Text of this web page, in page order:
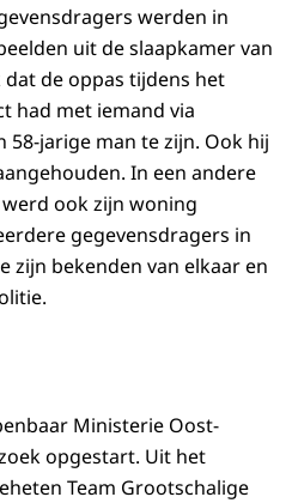
werden in
uit de slaapkamer van
de oppas tijdens het
had met iemand via
58-jarige man te zijn. Ook hij
In een andere
ook zijn woning
gegevensdragers in
zijn bekenden van elkaar en
Ministerie Oost-
opgestart. Uit het
Team Grootschalige